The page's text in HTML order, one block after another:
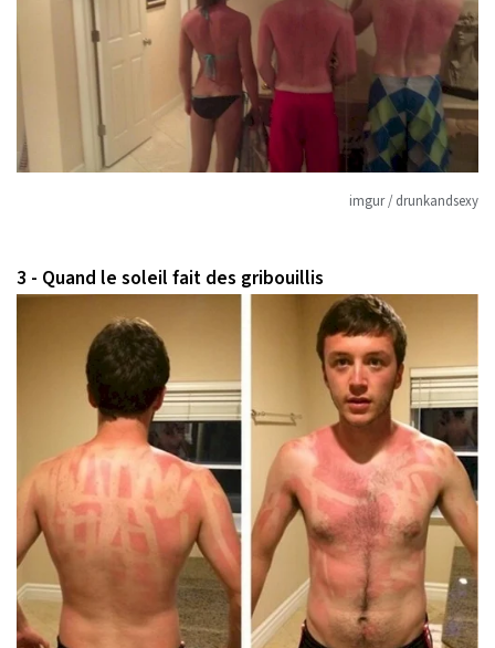
imgur / drunkandsexy
3 - Quand le soleil fait des gribouillis